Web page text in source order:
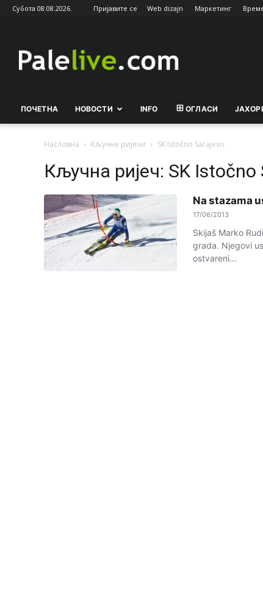
Субота 08.08.2026. Пријавите се Web dizajn Маркетинг
ПОЧЕТНА НОВОСТИ INFO ОГЛАСИ
Насловна Кључне ријечи SK Istočno Sarajevo
Кључна ријеч: SK Istočno
Na stazama
17/06/2013
Skijaš Marko
grada. Njegovi
ostvareni...